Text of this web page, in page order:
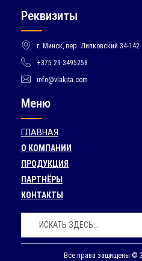
Реквизиты
г. Минск, пер. Липковский 34-142
+375 29 3495258
info@vlakita.com
Меню
ГЛАВНАЯ
О КОМПАНИИ
ПРОДУКЦИЯ
ПАРТНЁРЫ
КОНТАКТЫ
Все права защищены ©